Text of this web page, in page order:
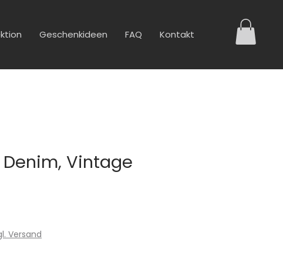
Geschenkideen FAQ Kontakt
Vintage
Versand